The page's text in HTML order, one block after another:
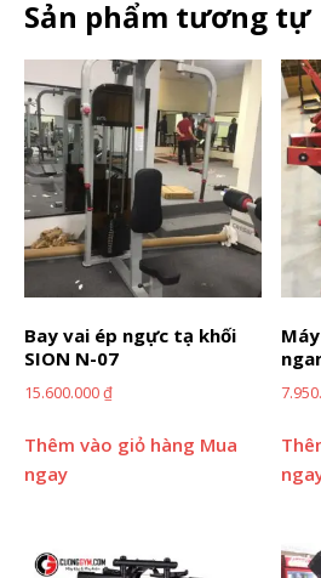
Sản phẩm tương tự
Bay vai ép ngực tạ khối
SION N-07
15.600.000₫
Thêm vào giỏ hàng Mua
ngay